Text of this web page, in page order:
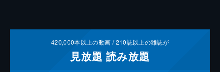
420,000本以上の動画 /210誌以上の雑誌が
見放題 読み放題